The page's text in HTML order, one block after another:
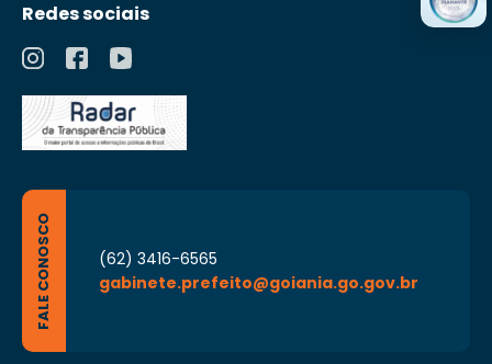
Redes sociais
FALE CONOSCO
(62) 3416-6565
gabinete.prefeito@goiania.go.gov.br